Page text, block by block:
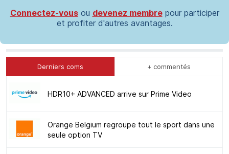
Connectez-vousou devenez membrepour participer
et profiter d'autres avantages.
Derniers coms + commentés
HDR10+ ADVANCED arrive sur Prime Video
Orange Belgium regroupe tout le sport dans une
seule option TV